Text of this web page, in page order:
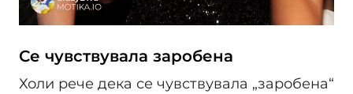
Се чувствувала заробена
Холи рече дека се чувствувала „заробена“